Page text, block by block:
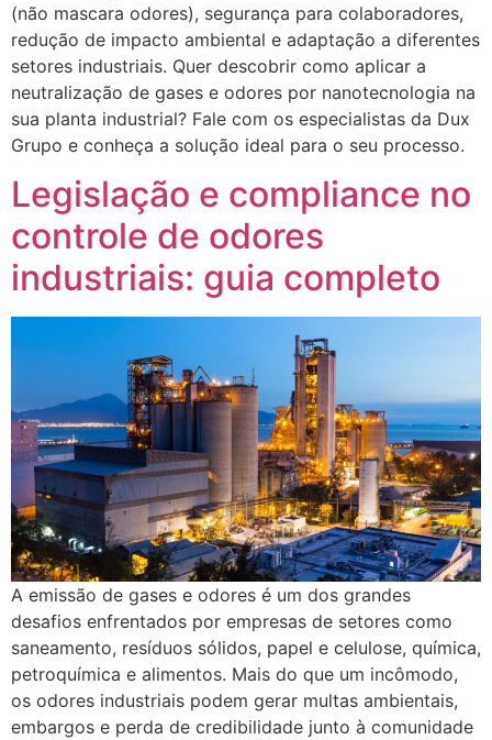
(não mascara odores), segurança para colaboradores,
redução de impacto ambiental e adaptação a diferentes
setores industriais. Quer descobrir como aplicar a
neutralização de gases e odores por nanotecnologia na
sua planta industrial? Fale com os especialistas da Dux
Grupo e conheça a solução ideal para o seu processo.
Legislação e compliance no
controle de odores
industriais: guia completo
A emissão de gases e odores é um dos grandes
desafios enfrentados por empresas de setores como
saneamento, resíduos sólidos, papel e celulose, química,
petroquímica e alimentos. Mais do que um incômodo,
os odores industriais podem gerar multas ambientais,
embargos e perda de credibilidade junto à comunidade